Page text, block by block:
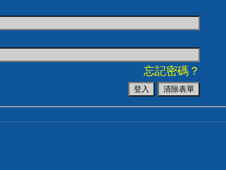
忘記密碼？